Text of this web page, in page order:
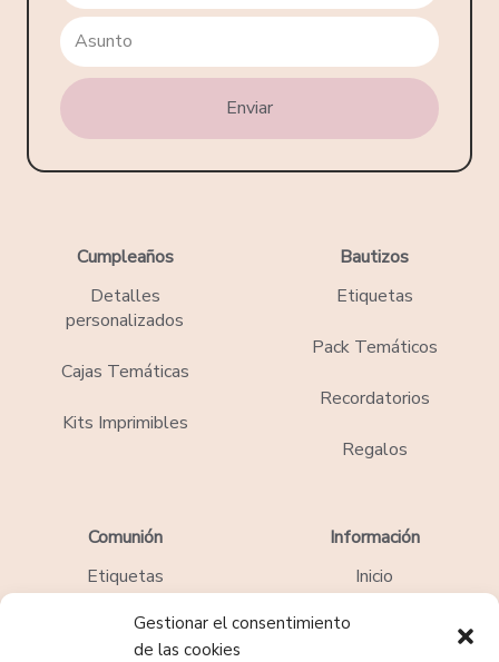
Gestionar el consentimiento
de las cookies
Cumpleaños
Detalles
personalizados
Cajas Temáticas
Kits Imprimibles
Bautizos
Etiquetas
Pack Temáticos
Recordatorios
Regalos
Comunión
Etiquetas
Pack Temáticos
Información
Inicio